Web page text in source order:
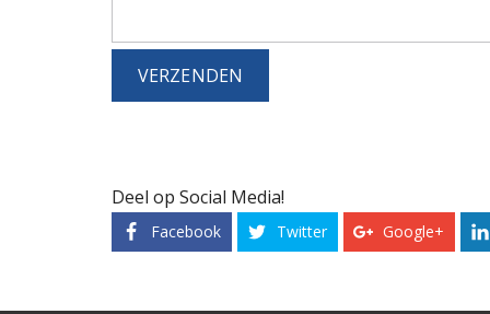
Deel op Social Media!
Facebook Twitter Google+